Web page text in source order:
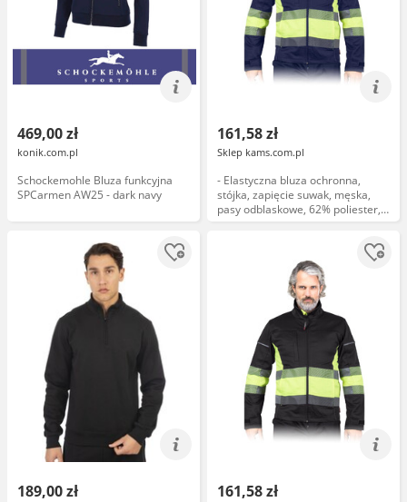
469,00 zł
konik.com.pl
Schockemohle Bluza funkcyjna
SPCarmen AW25 - dark navy
161,58 zł
Sklep kams.com.pl
- Elastyczna bluza ochronna,
stójka, zapięcie suwak, męska,
pasy odblaskowe, 62% poliester,
34% bawełna, 4% elastan
189,00 zł 161,58 zł